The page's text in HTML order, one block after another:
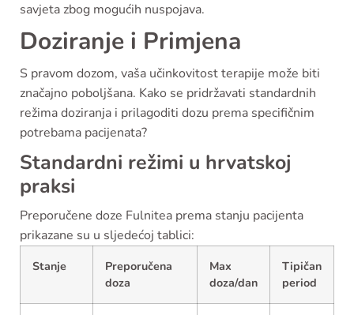
savjeta zbog mogućih nuspojava.
Doziranje i Primjena
S pravom dozom, vaša učinkovitost terapije može biti
značajno poboljšana. Kako se pridržavati standardnih
režima doziranja i prilagoditi dozu prema specifičnim
potrebama pacijenata?
Standardni režimi u hrvatskoj
praksi
Preporučene doze Fulnitea prema stanju pacijenta
prikazane su u sljedećoj tablici:
Stanje
Preporučena
doza
Max
doza/dan
Tipičan
period